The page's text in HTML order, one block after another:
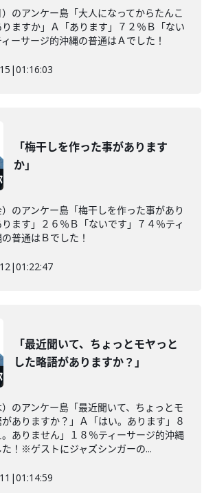
のアンケー島「大人になってからたんこ
ますか」Ａ「あります」７２％Ｂ「ない
ーサージ的沖縄の普通はＡでした！
|01:16:03
「梅干しを作った事があります
か」
のアンケー島「梅干しを作った事があり
ます」２６％Ｂ「ないです」７４％ティ
普通はＢでした！
|01:22:47
「最近聞いて、ちょっとモヤっと
した略語がありますか？」
のアンケー島「最近聞いて、ちょっとモ
ありますか？」Ａ「はい。あります」８
ありません」１８％ティーサージ的沖縄
！※ゲストにジャズシンガーの...
|01:14:59